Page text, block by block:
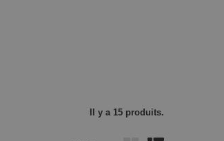
Il y a 15 produits.